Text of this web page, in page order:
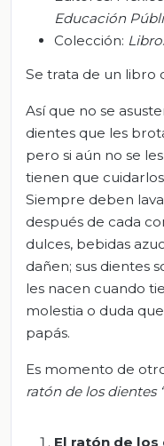
Educación
Colección:
Se trata de un libro
Así que no se
dientes que les
pero si aún no se
tienen que
Siempre deben
después de cada
dulces, bebidas
dañen; sus dientes
les nacen cuando
molestia o duda
papás.
Es momento de
ratón de los dientes “
El ratón de los